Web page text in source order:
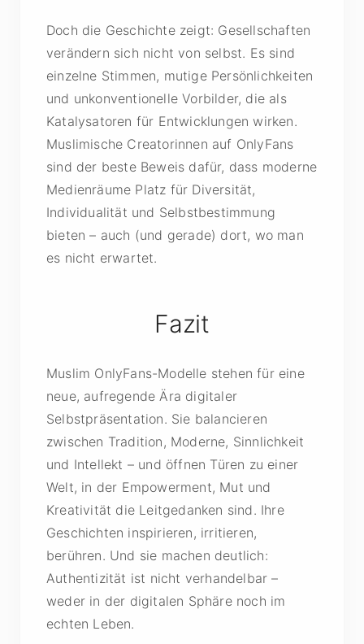
Doch die Geschichte zeigt: Gesellschaften
verändern sich nicht von selbst. Es sind
einzelne Stimmen, mutige Persönlichkeiten
und unkonventionelle Vorbilder, die als
Katalysatoren für Entwicklungen wirken.
Muslimische Creatorinnen auf OnlyFans
sind der beste Beweis dafür, dass moderne
Medienräume Platz für Diversität,
Individualität und Selbstbestimmung
bieten – auch (und gerade) dort, wo man
es nicht erwartet.
Fazit
Muslim OnlyFans-Modelle stehen für eine
neue, aufregende Ära digitaler
Selbstpräsentation. Sie balancieren
zwischen Tradition, Moderne, Sinnlichkeit
und Intellekt – und öffnen Türen zu einer
Welt, in der Empowerment, Mut und
Kreativität die Leitgedanken sind. Ihre
Geschichten inspirieren, irritieren,
berühren. Und sie machen deutlich:
Authentizität ist nicht verhandelbar –
weder in der digitalen Sphäre noch im
echten Leben.